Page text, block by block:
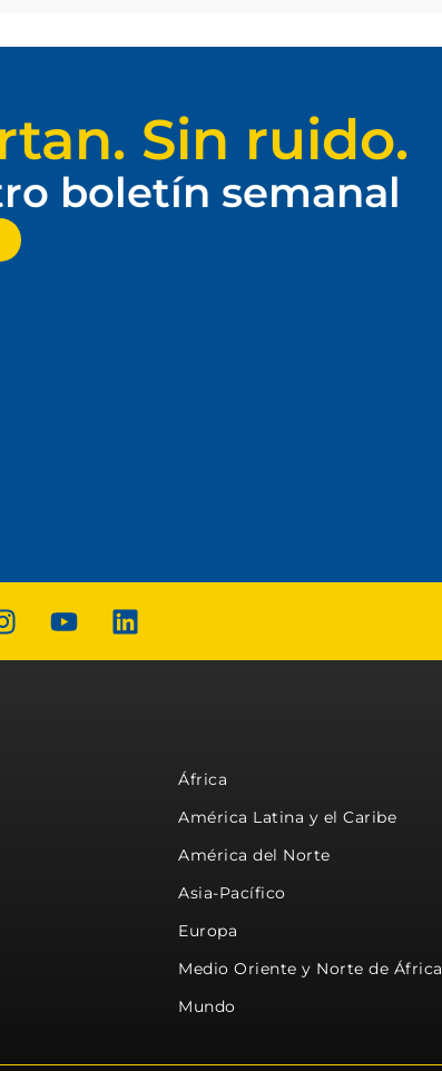
Sin ruido.
boletín semanal
África
América Latina y el Caribe
América del Norte
Asia-Pacífico
Europa
Medio Oriente y Norte de África
Mundo